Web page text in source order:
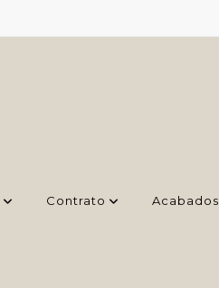
Contrato Acabados